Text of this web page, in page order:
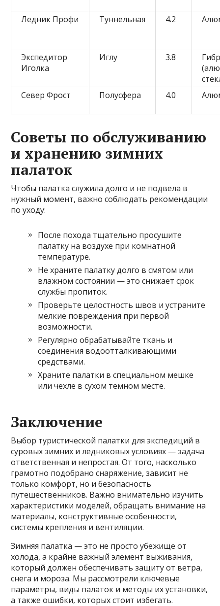
Ледник Профи Туннельная 4.2
Экспедитор
Иголка
Иглу 3.8
Север Фрост
Полусфера 4.0
Советы по обслуживанию
и хранению зимних
палаток
Чтобы палатка служила долго и не подвела в
нужный момент, важно соблюдать рекомендации
по уходу:
После похода тщательно просушите
палатку на воздухе при комнатной
температуре.
Не храните палатку долго в смятом или
влажном состоянии — это снижает срок
службы пропиток.
Проверьте целостность швов и устраните
мелкие повреждения при первой
возможности.
Регулярно обрабатывайте ткань и
соединения водоотталкивающими
средствами.
Храните палатки в специальном мешке
или чехле в сухом темном месте.
Заключение
Выбор туристической палатки для экспедиций в
суровых зимних и ледниковых условиях — задача
ответственная и непростая. От того, насколько
грамотно подобрано снаряжение, зависит не
только комфорт, но и безопасность
путешественников. Важно внимательно изучить
характеристики моделей, обращать внимание на
материалы, конструктивные особенности,
системы крепления и вентиляции.
Зимняя палатка — это не просто убежище от
холода, а крайне важный элемент выживания,
который должен обеспечивать защиту от ветра,
снега и мороза. Мы рассмотрели ключевые
параметры, виды палаток и методы их установки,
а также ошибки, которых стоит избегать.